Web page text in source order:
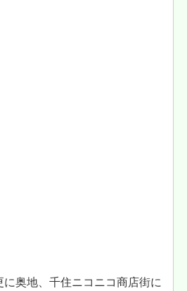
奥地、千住ニコニコ商店街に